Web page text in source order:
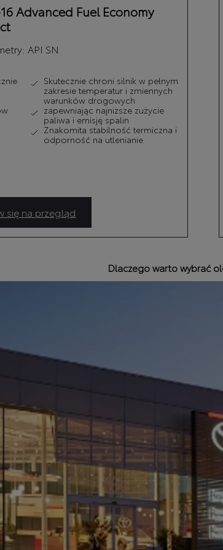
Advanced Fuel Economy
API SN
Skutecznie chroni silnik w pełnym
zakresie temperatur i zmiennych
warunków drogowych
zapewniając najniższe zużycie
paliwa i emisję spalin
Znakomita stabilność termiczna i
odporność na utlenianie
się na przegląd
Dlaczego warto wybrać